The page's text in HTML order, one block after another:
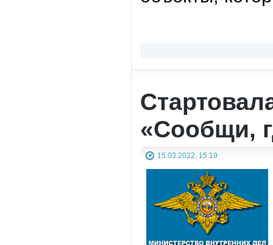
«Сообщи,
15.03.2022, 15:19